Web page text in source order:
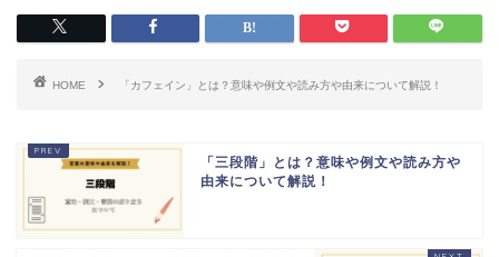
HOME 「カフェイン」とは？意味や例文や読み方や由来について解説！
「三段階」とは？意味や例文や読み方や
由来について解説！